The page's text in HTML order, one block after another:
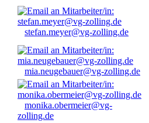
stefan.meyer@vg-zolling.de
mia.neugebauer@vg-zolling.de
monika.obermeier@vg-
zolling.de